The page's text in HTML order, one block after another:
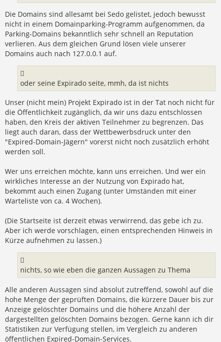
Die Domains sind allesamt bei Sedo gelistet, jedoch bewusst
nicht in einem Domainparking-Programm aufgenommen, da
Parking-Domains bekanntlich sehr schnell an Reputation
verlieren. Aus dem gleichen Grund lösen viele unserer
Domains auch nach 127.0.0.1 auf.
oder seine Expirado seite, mmh, da ist nichts
Unser (nicht mein) Projekt Expirado ist in der Tat noch nicht für
die Öffentlichkeit zugänglich, da wir uns dazu entschlossen
haben, den Kreis der aktiven Teilnehmer zu begrenzen. Das
liegt auch daran, dass der Wettbewerbsdruck unter den
"Expired-Domain-Jägern" vorerst nicht noch zusätzlich erhöht
werden soll.
Wer uns erreichen möchte, kann uns erreichen. Und wer ein
wirkliches Interesse an der Nutzung von Expirado hat,
bekommt auch einen Zugang (unter Umständen mit einer
Warteliste von ca. 4 Wochen).
(Die Startseite ist derzeit etwas verwirrend, das gebe ich zu.
Aber ich werde vorschlagen, einen entsprechenden Hinweis in
Kürze aufnehmen zu lassen.)
nichts, so wie eben die ganzen Aussagen zu Thema
Alle anderen Aussagen sind absolut zutreffend, sowohl auf die
hohe Menge der geprüften Domains, die kürzere Dauer bis zur
Anzeige gelöschter Domains und die höhere Anzahl der
dargestellten gelöschten Domains bezogen. Gerne kann ich dir
Statistiken zur Verfügung stellen, im Vergleich zu anderen
öffentlichen Expired-Domain-Services.